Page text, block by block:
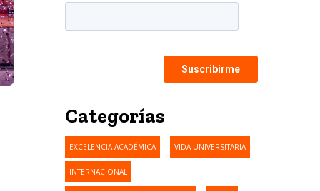
Categorías
EXCELENCIA ACADÉMICA VIDA UNIVERSITARIA
INTERNACIONAL